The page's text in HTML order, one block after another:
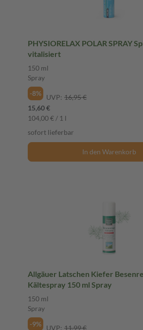
PHYSIORELAX POLAR SPRAY
vitalisiert
150 ml
Spray
-8%
UVP: 16,95 €
15,60 €
104,00 € / 1 l
sofort lieferbar
In den Warenkorb
Allgäuer Latschen Kiefer
Kältespray 150 ml Spray
150 ml
Spray
-9%
UVP: 11,99 €